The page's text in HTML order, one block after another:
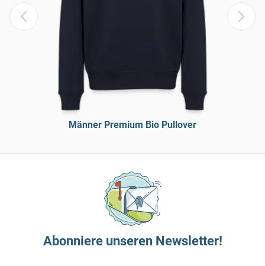
Männer Premium Bio Pullover
Abonniere unseren Newsletter!